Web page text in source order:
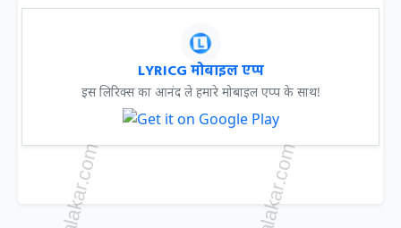
LYRICG मोबाइल एप्प
इस लिरिक्स का आनंद ले हमारे मोबाइल एप्प के साथ!